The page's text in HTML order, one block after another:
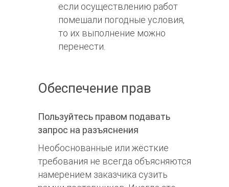
если осуществлению работ
помешали погодные условия,
то их выполнение можно
перенести.
Обеспечение прав
Пользуйтесь правом подавать
запрос на разъяснения
Необоснованные или жёсткие
требования не всегда объясняются
намерением заказчика сузить